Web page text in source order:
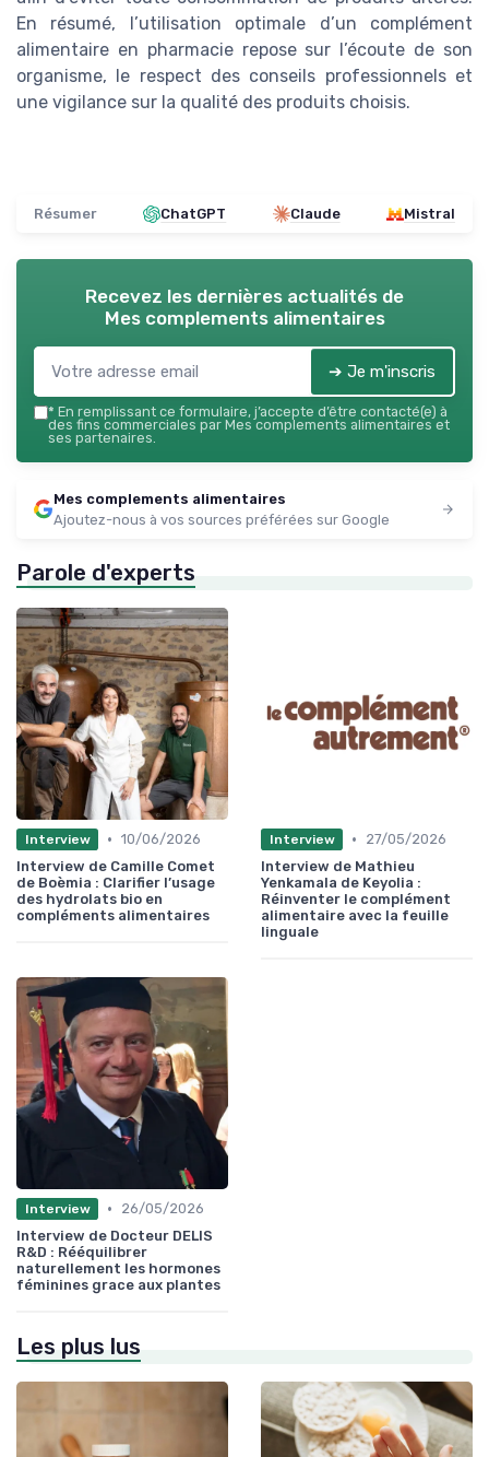
En résumé, l’utilisation optimale d’un complément
alimentaire en pharmacie repose sur l’écoute de son
organisme, le respect des conseils professionnels et
une vigilance sur la qualité des produits choisis.
Résumer ChatGPT Claude Mistral
Recevez les dernières actualités de
Mes complements alimentaires
➔ Je m'inscris
* En remplissant ce formulaire, j’accepte d’être contacté(e) à
des fins commerciales par Mes complements alimentaires et
ses partenaires.
Mes complements alimentaires
Ajoutez-nous à vos sources préférées sur Google
Parole d'experts
Interview • 10/06/2026
Interview de Camille Comet
de Boèmia : Clarifier l’usage
des hydrolats bio en
compléments alimentaires
Interview •
27/05/2026
Interview de Mathieu
Yenkamala de Keyolia :
Réinventer le complément
alimentaire avec la feuille
linguale
Interview •
26/05/2026
Interview de Docteur DELIS
R&D : Rééquilibrer
naturellement les hormones
féminines grace aux plantes
Les plus lus